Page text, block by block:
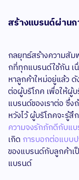
สร้างแบรนด์ผ่าน
กลยุทธ์สร้างความสั
กที่ทุกแบรนด์ใช้กัน เ
หาลูกค้าใหม่อยู่แล้ว
ต่อผู้บริโภค เพื่อให้ผู้บ
แบรนด์ของเราต่อ ซึ่
หวังไว้ ผู้บริโภคจะรู้
ความจงรักภักดีกับแ
เกิด การบอกต่อแบบ
ของแบรนด์กับลูกค้าเ
แบรนด์